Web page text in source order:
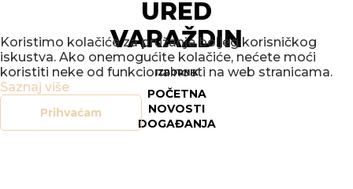
URED
VARAŽDIN
IZBORNIK
POČETNA
NOVOSTI
DOGAĐANJA
Koristimo kolačiće za pružanje boljeg korisničkog
iskustva. Ako onemogućite kolačiće, nećete moći
koristiti neke od funkcionalnosti na web stranicama.
Saznaj više
Prihvaćam